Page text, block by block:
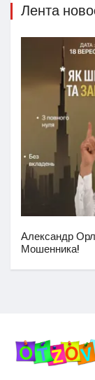
Лента
Александр
Мошенника!